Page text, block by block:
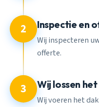
2 Inspectie en
Wij inspecteren
offerte.
3 Wij lossen
Wij voeren het